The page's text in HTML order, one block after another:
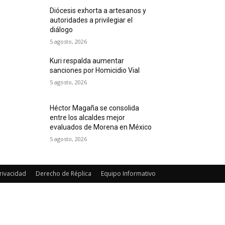
Diócesis exhorta a artesanos y
autoridades a privilegiar el
diálogo
5 agosto, 2026
Kuri respalda aumentar
sanciones por Homicidio Vial
5 agosto, 2026
Héctor Magaña se consolida
entre los alcaldes mejor
evaluados de Morena en México
5 agosto, 2026
Derecho de Réplica Equipo Informativo